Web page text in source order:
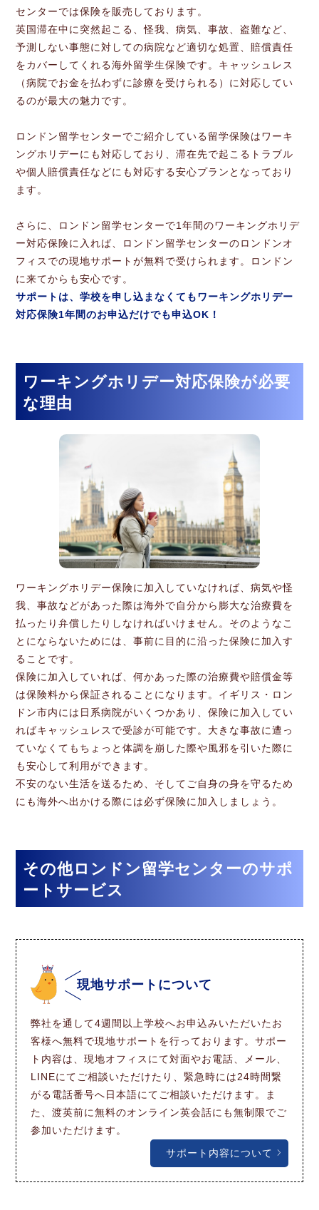
センターでは保険を販売しております。
英国滞在中に突然起こる、怪我、病気、事故、盗難など、
予測しない事態に対しての病院など適切な処置、賠償責任
をカバーしてくれる海外留学生保険です。キャッシュレス
（病院でお金を払わずに診療を受けられる）に対応してい
るのが最大の魅力です。
ロンドン留学センターでご紹介している留学保険はワーキ
ングホリデーにも対応しており、滞在先で起こるトラブル
や個人賠償責任などにも対応する安心プランとなっており
ます。
さらに、ロンドン留学センターで1年間のワーキングホリデ
ー対応保険に入れば、ロンドン留学センターのロンドンオ
フィスでの現地サポートが無料で受けられます。ロンドン
に来てからも安心です。
サポートは、学校を申し込まなくてもワーキングホリデー
対応保険1年間のお申込だけでも申込OK！
ワーキングホリデー対応保険が必要
な理由
ワーキングホリデー保険に加入していなければ、病気や怪
我、事故などがあった際は海外で自分から膨大な治療費を
払ったり弁償したりしなければいけません。そのようなこ
とにならないためには、事前に目的に沿った保険に加入す
ることです。
保険に加入していれば、何かあった際の治療費や賠償金等
は保険料から保証されることになります。イギリス・ロン
ドン市内には日系病院がいくつかあり、保険に加入してい
ればキャッシュレスで受診が可能です。大きな事故に遭っ
ていなくてもちょっと体調を崩した際や風邪を引いた際に
も安心して利用ができます。
不安のない生活を送るため、そしてご自身の身を守るため
にも海外へ出かける際には必ず保険に加入しましょう。
その他ロンドン留学センターのサポ
ートサービス
現地サポートについて
弊社を通して4週間以上学校へお申込みいただいたお
客様へ無料で現地サポートを行っております。サポー
ト内容は、現地オフィスにて対面やお電話、メール、
LINEにてご相談いただけたり、緊急時には24時間繋
がる電話番号へ日本語にてご相談いただけます。ま
た、渡英前に無料のオンライン英会話にも無制限でご
参加いただけます。
サポート内容について